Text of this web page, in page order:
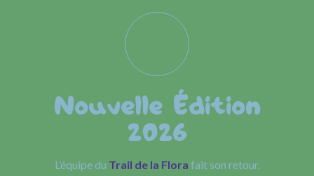
Nouvelle Édition
2026
L’équipe du Trail de la Flora fait son retour.